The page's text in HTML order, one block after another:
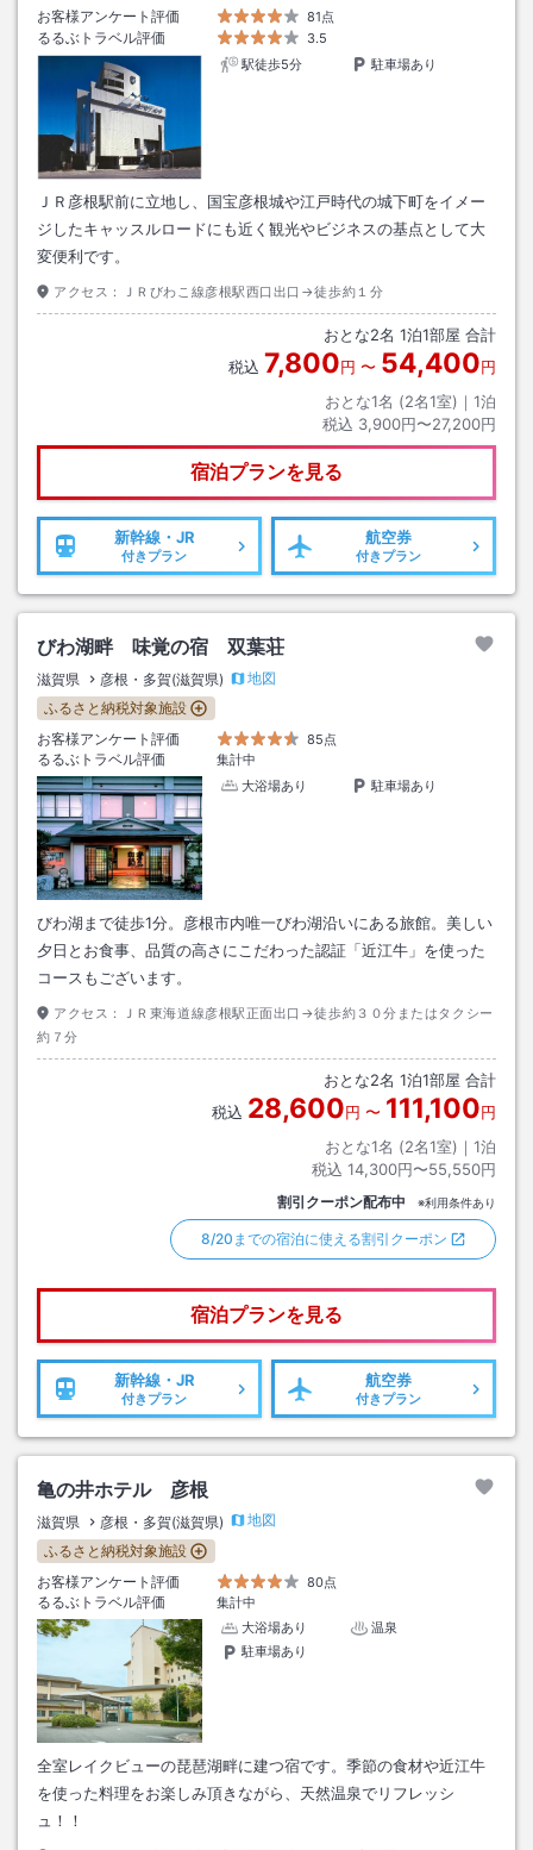
お客様アンケート評価 81点
るるぶトラベル評価
3.5
駅徒歩5分
駐車場あり
ＪＲ彦根駅前に立地し、国宝彦根城や江戸時代の城下町をイメー
ジしたキャッスルロードにも近く観光やビジネスの基点として大
変便利です。
アクセス： ＪＲびわこ線彦根駅西口出口→徒歩約１分
おとな2名 1泊1部屋 合計
税込 7,800円 〜 54,400円
おとな1名 (2名1室)｜ 1泊
税込 3,900円〜27,200円
宿泊プランを見る
新幹線・JR
付きプラン
航空券
付きプラン
びわ湖畔 味覚の宿 双葉荘
滋賀県 彦根・多賀(滋賀県)
地図
ふるさと納税対象施設
お客様アンケート評価
85点
るるぶトラベル評価
集計中
大浴場あり
駐車場あり
びわ湖まで徒歩1分。彦根市内唯一びわ湖沿いにある旅館。美しい
夕日とお食事、品質の高さにこだわった認証「近江牛」を使った
コースもございます。
アクセス：
ＪＲ東海道線彦根駅正面出口→徒歩約３０分またはタクシー
約７分
おとな2名 1泊1部屋 合計
税込 28,600円 〜 111,100円
おとな1名 (2名1室)｜ 1泊
税込 14,300円〜55,550円
割引クーポン配布中 ※利用条件あり
8/20までの宿泊に使える割引クーポン
宿泊プランを見る
新幹線・JR
付きプラン
航空券
付きプラン
亀の井ホテル 彦根
滋賀県 彦根・多賀(滋賀県)
地図
ふるさと納税対象施設
お客様アンケート評価
80点
るるぶトラベル評価
集計中
大浴場あり
温泉
駐車場あり
全室レイクビューの琵琶湖畔に建つ宿です。季節の食材や近江牛
を使った料理をお楽しみ頂きながら、天然温泉でリフレッシ
ュ！！